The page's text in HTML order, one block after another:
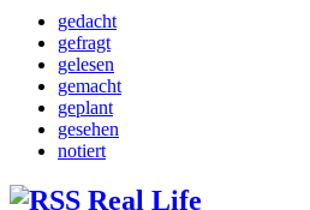
gedacht
gefragt
gelesen
gemacht
geplant
gesehen
notiert
Real Life